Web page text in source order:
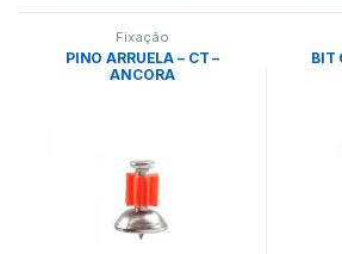
Fixação
PINO ARRUELA – CT –
ANCORA
BIT